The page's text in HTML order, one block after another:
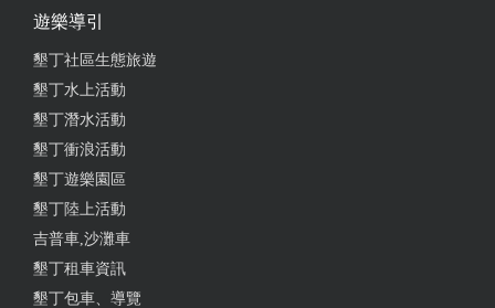
遊樂導引
墾丁社區生態旅遊
墾丁水上活動
墾丁潛水活動
墾丁衝浪活動
墾丁遊樂園區
墾丁陸上活動
吉普車,沙灘車
墾丁租車資訊
墾丁包車、導覽